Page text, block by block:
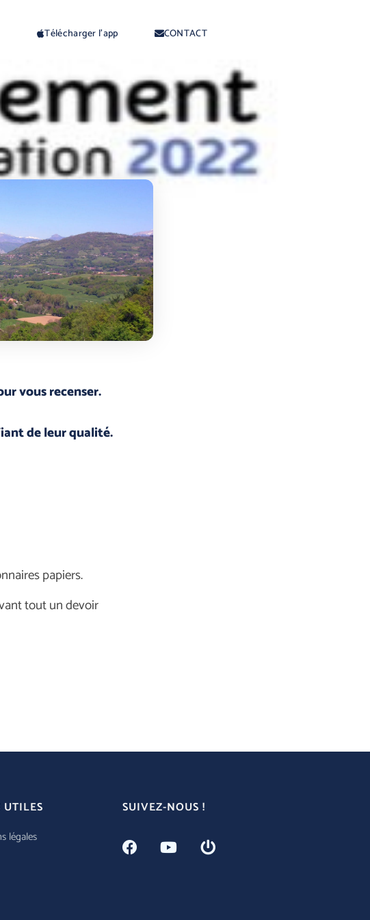
Télécharger l'app CONTACT
vous recenser.
de leur qualité.
papiers.
tout un devoir
légales
SUIVEZ-NOUS !